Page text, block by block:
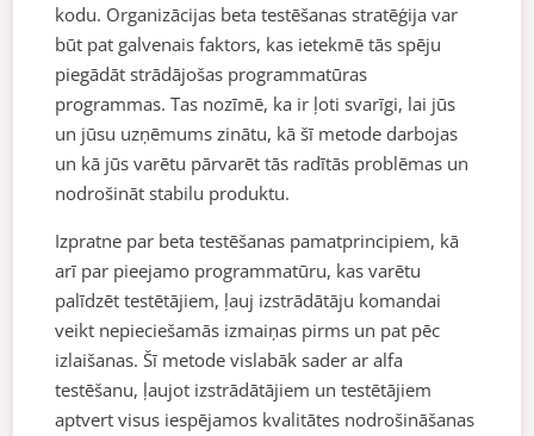
kodu. Organizācijas beta testēšanas stratēģija var
būt pat galvenais faktors, kas ietekmē tās spēju
piegādāt strādājošas programmatūras
programmas. Tas nozīmē, ka ir ļoti svarīgi, lai jūs
un jūsu uzņēmums zinātu, kā šī metode darbojas
un kā jūs varētu pārvarēt tās radītās problēmas un
nodrošināt stabilu produktu.
Izpratne par beta testēšanas pamatprincipiem, kā
arī par pieejamo programmatūru, kas varētu
palīdzēt testētājiem, ļauj izstrādātāju komandai
veikt nepieciešamās izmaiņas pirms un pat pēc
izlaišanas. Šī metode vislabāk sader ar alfa
testēšanu, ļaujot izstrādātājiem un testētājiem
aptvert visus iespējamos kvalitātes nodrošināšanas